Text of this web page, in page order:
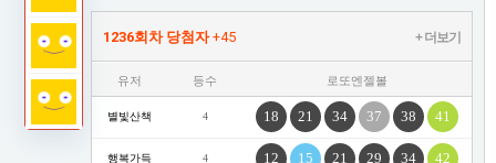
1236회차 당첨자+45 + 더보기
유저 등수 로또엔젤볼
별빛산책 4 18 21 34 37 38 41
행복가득 4 12 15 21 29 34 42